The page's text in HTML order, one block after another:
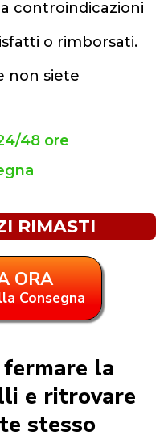
controindicazioni
o rimborsati.
non siete
48 ore
RIMASTI
ORA
Consegna
la
e ritrovare
stesso